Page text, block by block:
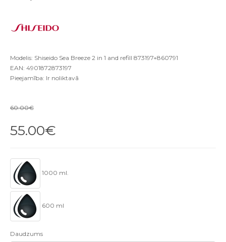
Modelis: Shiseido Sea Breeze 2 in 1 and refill 873197+860791
EAN: 4901872873197
Pieejamība: Ir noliktavā
60.00€
55.00€
1000 ml.
600 ml
Daudzums